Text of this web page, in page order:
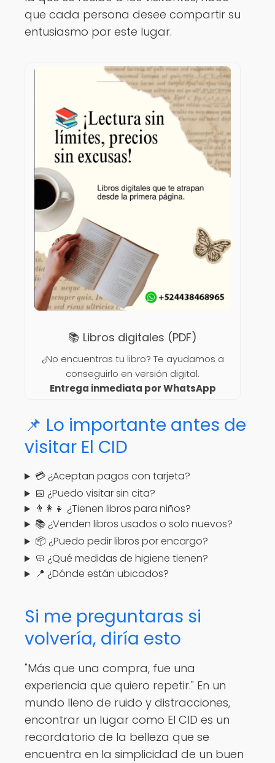
que cada persona desee compartir su
entusiasmo por este lugar.
📚 Libros digitales (PDF)
¿No encuentras tu libro? Te ayudamos a
conseguirlo en versión digital.
Entrega inmediata por WhatsApp
📌 Lo importante antes de
visitar El CID
💳 ¿Aceptan pagos con tarjeta?
📅 ¿Puedo visitar sin cita?
👨‍👩‍👧 ¿Tienen libros para niños?
📚 ¿Venden libros usados o solo nuevos?
📦 ¿Puedo pedir libros por encargo?
🧼 ¿Qué medidas de higiene tienen?
📍 ¿Dónde están ubicados?
Si me preguntaras si
volvería, diría esto
"Más que una compra, fue una
experiencia que quiero repetir." En un
mundo lleno de ruido y distracciones,
encontrar un lugar como El CID es un
recordatorio de la belleza que se
encuentra en la simplicidad de un buen